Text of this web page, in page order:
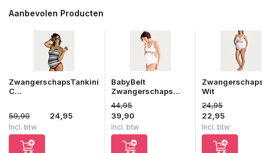
Aanbevolen Producten
ZwangerschapsTankini
C...
59,90 24,95
Incl. btw
BabyBelt
Zwangerschaps...
44,95
39,90
Incl. btw
Wit
24,95
22,95
Incl. btw